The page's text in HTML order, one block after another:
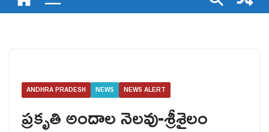
ANDHRA PRADESH NEWS NEWS ALERT
ప్రకృతి అందాల నెలవు-శ్రీశైలం